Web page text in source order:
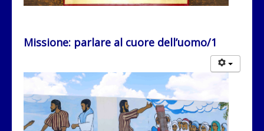
Missione: parlare al cuore dell’uomo/1